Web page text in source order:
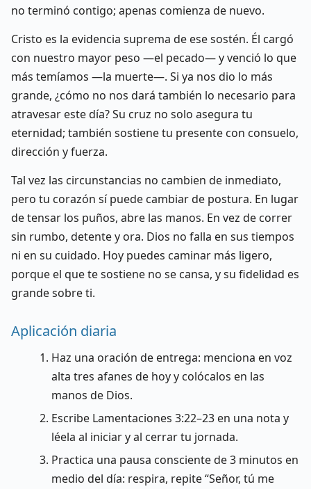
no terminó contigo; apenas comienza de nuevo.
Cristo es la evidencia suprema de ese sostén. Él cargó
con nuestro mayor peso —el pecado— y venció lo que
más temíamos —la muerte—. Si ya nos dio lo más
grande, ¿cómo no nos dará también lo necesario para
atravesar este día? Su cruz no solo asegura tu
eternidad; también sostiene tu presente con consuelo,
dirección y fuerza.
Tal vez las circunstancias no cambien de inmediato,
pero tu corazón sí puede cambiar de postura. En lugar
de tensar los puños, abre las manos. En vez de correr
sin rumbo, detente y ora. Dios no falla en sus tiempos
ni en su cuidado. Hoy puedes caminar más ligero,
porque el que te sostiene no se cansa, y su fidelidad es
grande sobre ti.
Aplicación diaria
Haz una oración de entrega: menciona en voz
alta tres afanes de hoy y colócalos en las
manos de Dios.
Escribe Lamentaciones 3:22–23 en una nota y
léela al iniciar y al cerrar tu jornada.
Practica una pausa consciente de 3 minutos en
medio del día: respira, repite “Señor, tú me